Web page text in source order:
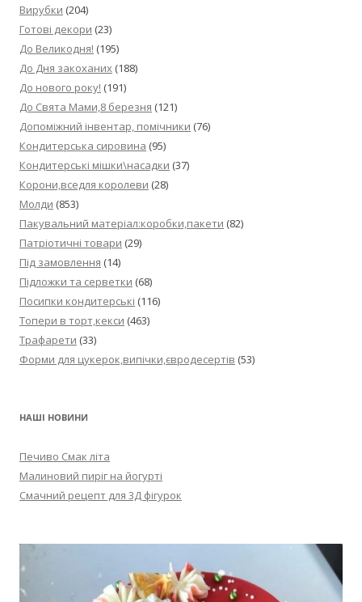
Вирубки (204)
Готові декори (23)
До Великодня! (195)
До Дня закоханих (188)
До нового року! (191)
До Свята Мами,8 березня (121)
Допоміжний інвентар, помічники (76)
Кондитерська сировина (95)
Кондитерські мішки\насадки (37)
Корони,вседля королеви (28)
Молди (853)
Пакувальний матеріал:коробки,пакети (82)
Патріотичні товари (29)
Під замовлення (14)
Підложки та серветки (68)
Посипки кондитерські (116)
Топери в торт,кекси (463)
Трафарети (33)
Форми для цукерок,випічки,євродесертів (53)
НАШІ НОВИНИ
Печиво Смак літа
Малиновий пиріг на йогурті
Смачний рецепт для 3Д фігурок